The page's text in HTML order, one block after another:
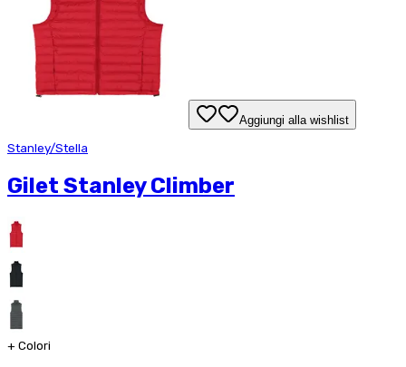
Aggiungi alla wishlist
Stanley/Stella
Gilet Stanley Climber
+ Colori